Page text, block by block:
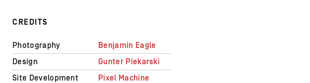
CREDITS
Photography
Benjamin Eagle
Design
Gunter Piekarski
Site Development
Pixel Machine